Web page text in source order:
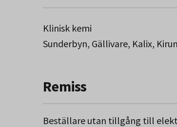
Klinisk kemi
Sunderbyn, Gällivare, Kalix,
Remiss
Beställare utan tillgång till